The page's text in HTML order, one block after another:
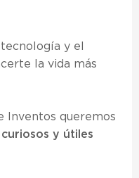
y el
la vida más
Inventos queremos
y útiles